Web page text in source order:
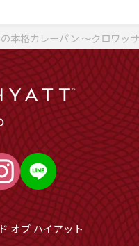
本格カレーパン ～クロワッ
オブ ハイアット